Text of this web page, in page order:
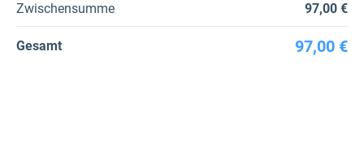
Zwischensumme 97,00 €
Gesamt 97,00 €